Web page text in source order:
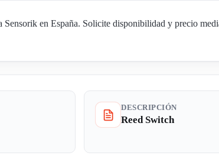
en España. Solicite disponibilidad y precio
DESCRIPCIÓN
Reed Switch